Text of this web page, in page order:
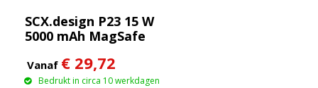
SCX.design P23 15 W
5000 mAh MagSafe
Vanaf € 29,72
Bedrukt in circa 10 werkdagen